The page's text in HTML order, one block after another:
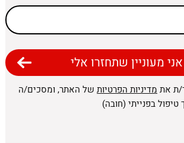
ת את מדיניות הפרטיותשל האתר, ומסכים/ה
בפנייתי (חובה)